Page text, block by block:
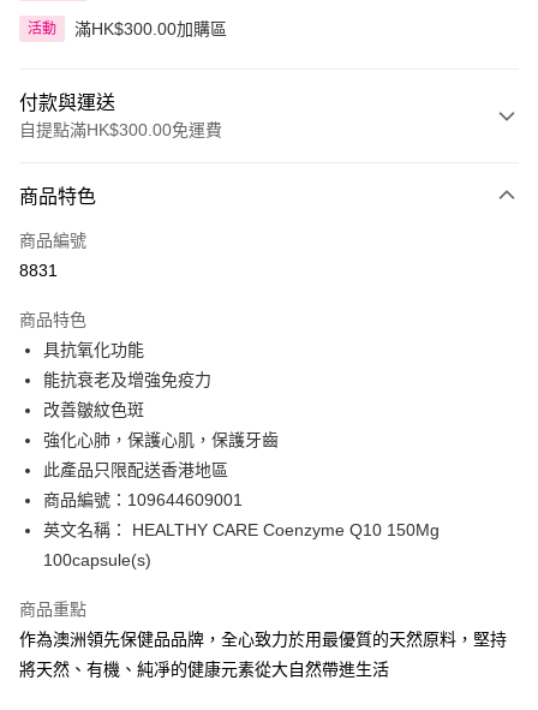
活動 滿HK$300.00加購區
付款與運送
自提點滿HK$300.00免運費
信用卡
Apple Pay
PayMe
WeChat Pay
BoC Pay
送貨方式
順豐自助櫃 - 確認發貨後1-3個工作天送達
每筆HK$65.00，滿HK$300.00或以上免運費
順豐站及營業點 - 確認發貨後1-3個工作天送達
每筆HK$65.00，滿HK$300.00或以上免運費
商品特色
商品編號
8831
商品特色
具抗氧化功能
能抗衰老及增強免疫力
改善皺紋色斑
強化心肺，保護心肌，保護牙齒
此產品只限配送香港地區
商品編號：109644609001
英文名稱： HEALTHY CARE Coenzyme Q10 150Mg
100capsule(s)
商品重點
作為澳洲領先保健品品牌，全心致力於用最優質的天然原料，堅持
將天然、有機、純凈的健康元素從大自然帶進生活